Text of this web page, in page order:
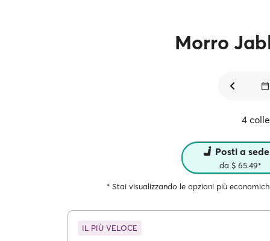
Morro
4
Posti a
da $ 65.49*
* Stai visualizzando le opzioni più
IL PIÙ VELOCE